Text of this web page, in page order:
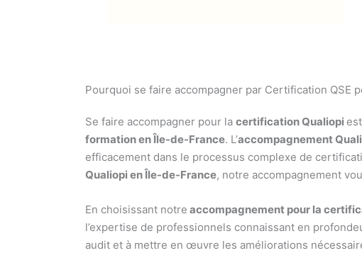
Pourquoi se faire accompagner par Certification QSE
Se faire accompagner pour lacertification Qualiopi
formation en Île-de-France. L’accompagnement
efficacement dans le processus complexe de
Qualiopi en Île-de-France, notre accompagnement
En choisissant notre accompagnement pour la
l’expertise de professionnels connaissant en
audit et à mettre en œuvre les améliorations